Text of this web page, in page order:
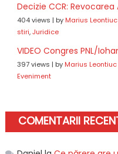
Decizie CCR: Revocarea
404 views | by Marius Leontiuc
stiri,Juridice
VIDEO Congres PNL/
397 views | by Marius Leontiuc
Eveniment
COMENTARII